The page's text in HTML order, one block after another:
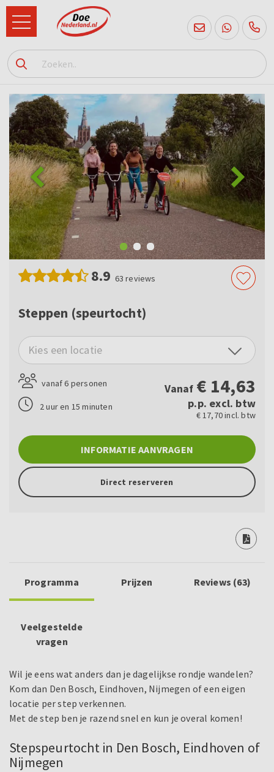
085
760
2556
8.9 63 reviews
Steppen (speurtocht)
Kies een locatie
vanaf 6 personen
2 uur en 15 minuten
Vanaf € 14,63
p.p. excl. btw
€ 17,70 incl. btw
INFORMATIE AANVRAGEN
Direct reserveren
Programma Prijzen Reviews (63)
Veelgestelde
vragen
Wil je eens wat anders dan je dagelijkse rondje wandelen?
Kom dan Den Bosch, Eindhoven, Nijmegen of een eigen
locatie per step verkennen.
Met de step ben je razend snel en kun je overal komen!
Stepspeurtocht in Den Bosch, Eindhoven of
Nijmegen